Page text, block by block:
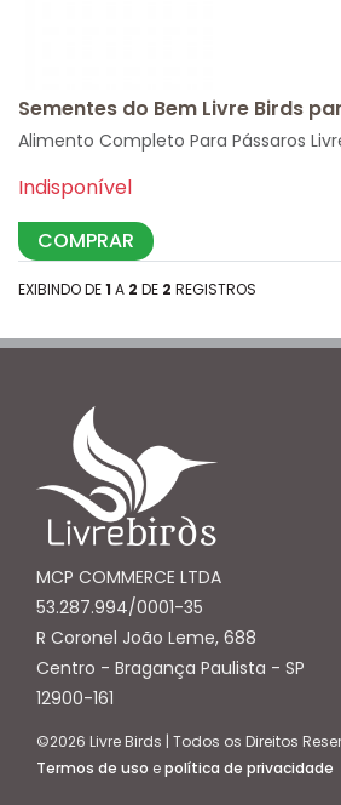
Sementes do Bem Livre Birds
Alimento Completo Para Pássaros
Indisponível
COMPRAR
EXIBINDO DE1 A 2 DE 2 REGISTROS
MCP COMMERCE LTDA
53.287.994/0001-35
R Coronel João Leme, 688
Centro - Bragança Paulista - SP
12900-161
©2026 Livre Birds | Todos os Direitos
Termos de uso epolítica de privacidade